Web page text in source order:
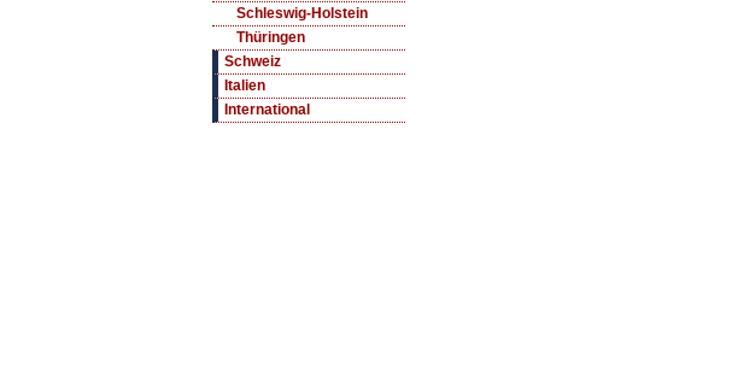
Schleswig-Holstein
Thüringen
Schweiz
Italien
International